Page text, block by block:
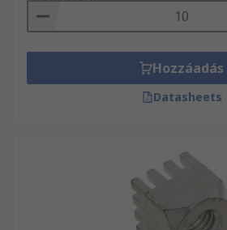
Hozzáadás
Datasheets